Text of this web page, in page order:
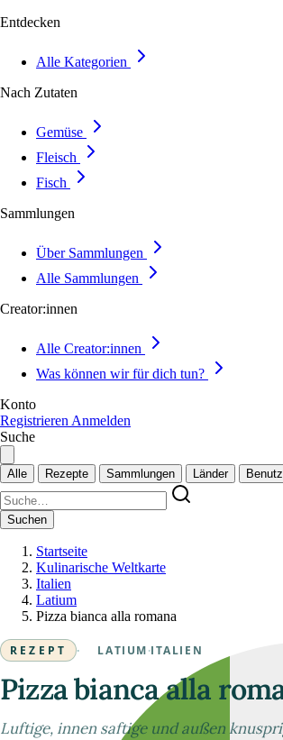
Entdecken
Alle Kategorien
Nach Zutaten
Gemüse
Fleisch
Fisch
Sammlungen
Über Sammlungen
Alle Sammlungen
Creator:innen
Alle Creator:innen
Was können wir für dich tun?
Konto
Registrieren Anmelden
Suche
Alle Rezepte Sammlungen Länder
Suchen
Startseite
Kulinarische Weltkarte
Italien
Latium
Pizza bianca alla romana
REZEPT · LATIUM ·ITALIEN
Pizza bianca alla
Luftige, innen saftige und außen